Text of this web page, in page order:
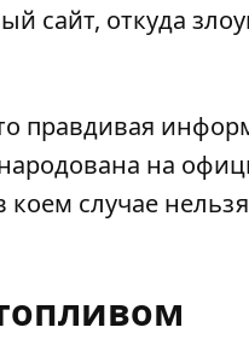
сайт, откуда
правдивая
на
случае